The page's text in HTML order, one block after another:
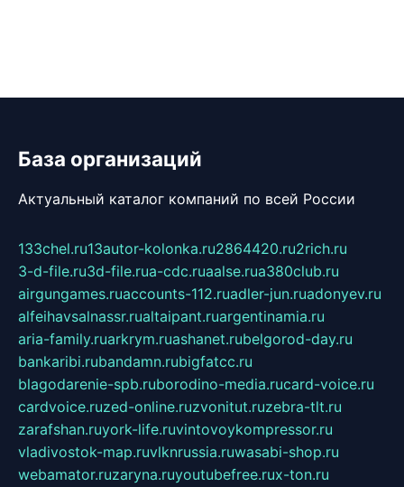
База организаций
Актуальный каталог компаний по всей России
133chel.ru13autor-kolonka.ru2864420.ru2rich.ru
3-d-file.ru3d-file.rua-cdc.ruaalse.rua380club.ru
airgungames.ruaccounts-112.ruadler-jun.ruadonyev.ru
alfeihavsalnassr.rualtaipant.ruargentinamia.ru
aria-family.ruarkrym.ruashanet.rubelgorod-day.ru
bankaribi.rubandamn.rubigfatcc.ru
blagodarenie-spb.ruborodino-media.rucard-voice.ru
cardvoice.ruzed-online.ruzvonitut.ruzebra-tlt.ru
zarafshan.ruyork-life.ruvintovoykompressor.ru
vladivostok-map.ruvlknrussia.ruwasabi-shop.ru
webamator.ruzaryna.ruyoutubefree.rux-ton.ru